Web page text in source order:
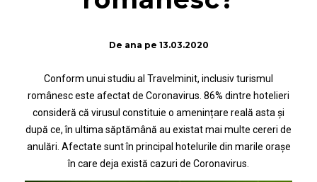
De ana pe 13.03.2020
Conform unui studiu al Travelminit, inclusiv turismul
românesc este afectat de Coronavirus. 86% dintre hotelieri
consideră că virusul constituie o amenințare reală asta și
după ce, în ultima săptămână au existat mai multe cereri de
anulări. Afectate sunt în principal hotelurile din marile orașe
în care deja există cazuri de Coronavirus.